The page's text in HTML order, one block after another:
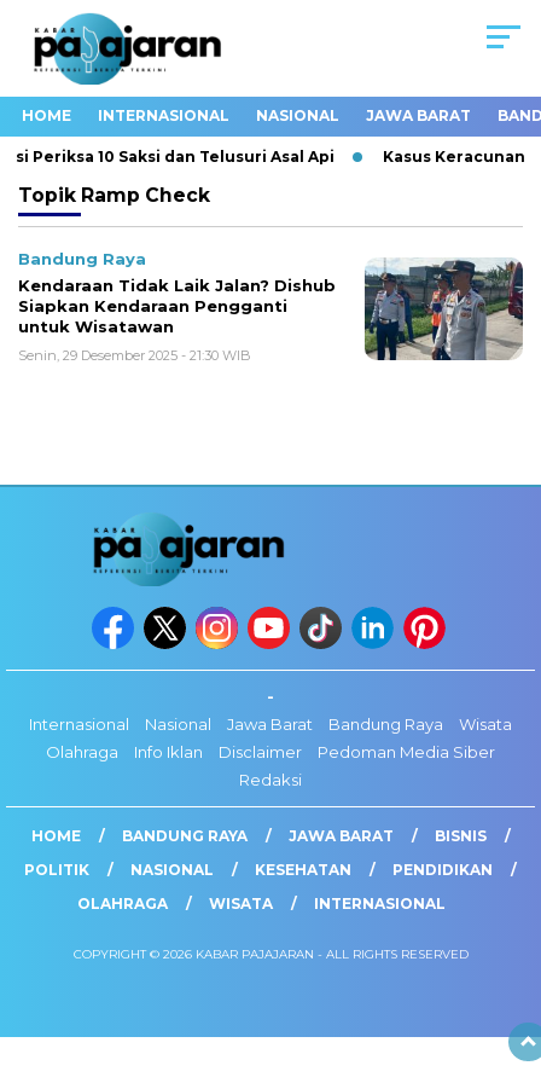
HOME INTERNASIONAL NASIONAL JAWA BARAT
Periksa 10 Saksi dan Telusuri Asal Api Kasus Keracunan
Topik Ramp Check
Bandung Raya
Kendaraan Tidak Laik Jalan? Dishub
Siapkan Kendaraan Pengganti
untuk Wisatawan
Senin, 29 Desember 2025 - 21:30 WIB
-
Internasional
Nasional Jawa Barat Bandung Raya
Wisata
Olahraga
Info Iklan Disclaimer
Pedoman Media Siber
Redaksi
HOME BANDUNG RAYA JAWA BARAT
BISNIS
POLITIK
NASIONAL KESEHATAN
PENDIDIKAN
OLAHRAGA
WISATA INTERNASIONAL
COPYRIGHT © 2026 KABAR PAJAJARAN - ALL RIGHTS RESERVED